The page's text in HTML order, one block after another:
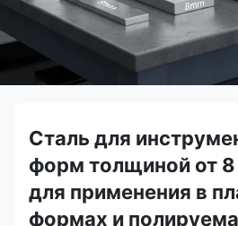
Сталь для
форм толщиной от
для применения в
формах и